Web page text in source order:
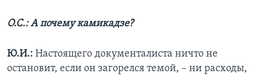
О.С.: А почему камикадзе?
Ю.И.: Настоящего документалиста ничто не
остановит, если он загорелся темой, – ни расходы,